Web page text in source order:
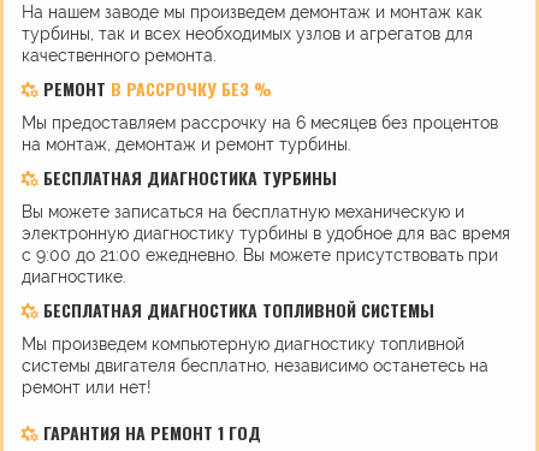
На нашем заводе мы произведем демонтаж и монтаж как
турбины, так и всех необходимых узлов и агрегатов для
качественного ремонта.
РЕМОНТ В РАССРОЧКУ БЕЗ %
Мы предоставляем рассрочку на 6 месяцев без процентов
на монтаж, демонтаж и ремонт турбины.
БЕСПЛАТНАЯ ДИАГНОСТИКА ТУРБИНЫ
Вы можете записаться на бесплатную механическую и
электронную диагностику турбины в удобное для вас время
с 9:00 до 21:00 ежедневно. Вы можете присутствовать при
диагностике.
БЕСПЛАТНАЯ ДИАГНОСТИКА ТОПЛИВНОЙ СИСТЕМЫ
Мы произведем компьютерную диагностику топливной
системы двигателя бесплатно, независимо останетесь на
ремонт или нет!
ГАРАНТИЯ НА РЕМОНТ 1 ГОД